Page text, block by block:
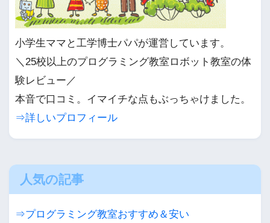
小学生ママと工学博士パパが運営しています。
＼25校以上のプログラミング教室ロボット教室の体
験レビュー／
本音で口コミ。イマイチな点もぶっちゃけました。
⇒詳しいプロフィール
人気の記事
⇒プログラミング教室おすすめ＆安い